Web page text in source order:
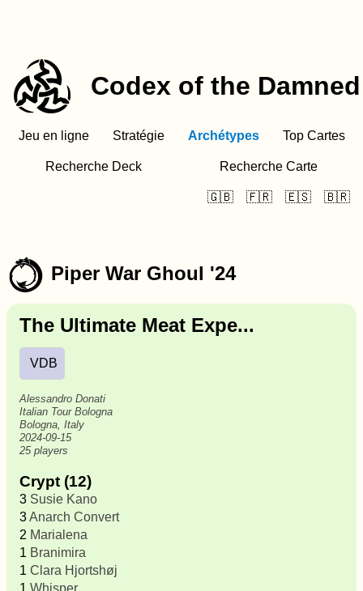
Codex of the Damned
Jeu en ligne Stratégie Archétypes Top Cartes
Recherche Deck Recherche Carte
🇬🇧 🇫🇷 🇪🇸 🇧🇷
k Piper War Ghoul '24
The Ultimate Meat Expe...
VDB
Alessandro Donati
Italian Tour Bologna
Bologna, Italy
2024-09-15
25 players
Crypt (12)
3 Susie Kano
3Anarch Convert
2 Marialena
1 Branimira
1 Clara Hjortshøj
1 Whisper